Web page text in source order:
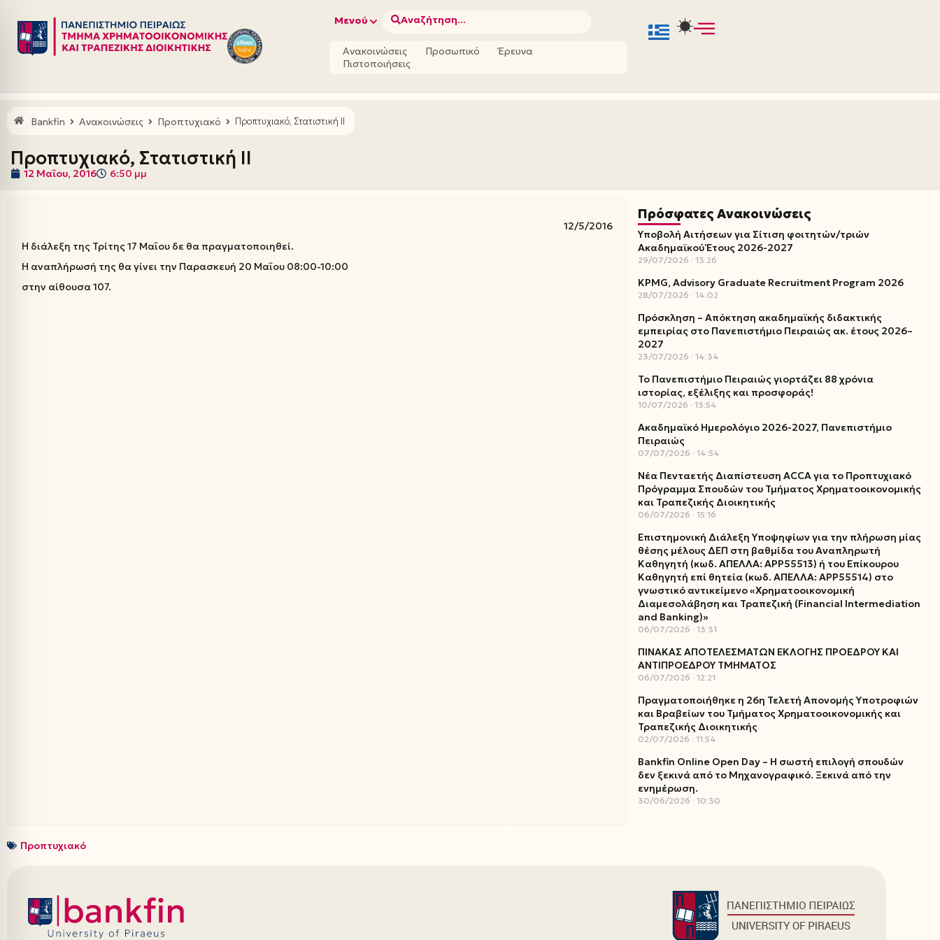
Μεταπηδήστε
στο
Μενού Αναζήτηση...
Ανακοινώσεις Προσωπικό
Έρευνα
Πιστοποιήσεις
Bankfin Ανακοινώσεις Προπτυχιακό Προπτυχιακό, Στατιστική ΙΙ
Προπτυχιακό, Στατιστική ΙΙ
12 Μαΐου, 2016 6:50 μμ
12/5/2016
Η διάλεξη της Τρίτης 17 Μαΐου δε θα πραγματοποιηθεί.
Η αναπλήρωσή της θα γίνει την Παρασκευή 20 Μαΐου 08:00-10:00
στην αίθουσα 107.
Πρόσφατες Ανακοινώσεις
Υποβολή Αιτήσεων για Σίτιση φοιτητών/τριών
Ακαδημαϊκού Έτους 2026-2027
29/07/2026 13:26
KPMG, Advisory Graduate Recruitment Program 2026
28/07/2026 14:02
Πρόσκληση – Απόκτηση ακαδημαϊκής διδακτικής
εμπειρίας στο Πανεπιστήμιο Πειραιώς ακ. έτους 2026–
2027
23/07/2026 14:34
Το Πανεπιστήμιο Πειραιώς γιορτάζει 88 χρόνια
ιστορίας, εξέλιξης και προσφοράς!
10/07/2026 13:54
Ακαδημαϊκό Ημερολόγιο 2026-2027, Πανεπιστήμιο
Πειραιώς
07/07/2026 14:54
Νέα Πενταετής Διαπίστευση ACCA για το Προπτυχιακό
Πρόγραμμα Σπουδών του Τμήματος Χρηματοοικονομικής
και Τραπεζικής Διοικητικής
06/07/2026 15:16
Επιστημονική Διάλεξη Υποψηφίων για την πλήρωση μίας
θέσης μέλους ΔΕΠ στη βαθμίδα του Αναπληρωτή
Καθηγητή (κωδ. ΑΠΕΛΛΑ: ΑΡΡ55513) ή του Επίκουρου
Καθηγητή επί θητεία (κωδ. ΑΠΕΛΛΑ: ΑΡΡ55514) στο
γνωστικό αντικείμενο «Χρηματοοικονομική
Διαμεσολάβηση και Τραπεζική (Financial Intermediation
and Banking)»
06/07/2026 13:31
ΠΙΝΑΚΑΣ ΑΠΟΤΕΛΕΣΜΑΤΩΝ ΕΚΛΟΓΗΣ ΠΡΟΕΔΡΟΥ ΚΑΙ
ΑΝΤΙΠΡΟΕΔΡΟΥ ΤΜΗΜΑΤΟΣ
06/07/2026 12:21
Πραγματοποιήθηκε η 26η Τελετή Απονομής Υποτροφιών
και Βραβείων του Τμήματος Χρηματοοικονομικής και
Τραπεζικής Διοικητικής
02/07/2026 11:54
Bankfin Online Open Day – Η σωστή επιλογή σπουδών
δεν ξεκινά από το Μηχανογραφικό. Ξεκινά από την
ενημέρωση.
30/06/2026 10:30
Προπτυχιακό